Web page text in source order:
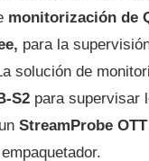
monitorización de
para la
solución de
S2 para supervisar
StreamProbe OTT